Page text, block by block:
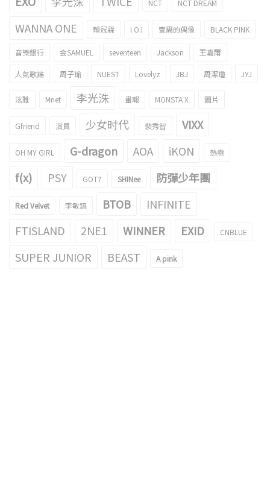
NCT NCT DREAM
WANNA ONE 賴冠霖 I.O.I 壹周的偶像 BLACK PINK
音樂銀行 金SAMUEL seventeen Jackson 王嘉爾
人氣歌謠 周子瑜 NUEST Lovelyz JBJ 周潔瓊 JYJ
泫雅 Mnet 李光洙 畫報 MONSTA X 圖片
Gfriend 演員 少女时代 裴秀智 VIXX
OH MY GIRL G-dragon AOA iKON 熱戀
f(x) PSY GOT7 SHINee 防彈少年團
Red Velvet 李敏鎬 BTOB
INFINITE
FTISLAND
2NE1 WINNER EXID CNBLUE
SUPER JUNIOR BEAST A pink